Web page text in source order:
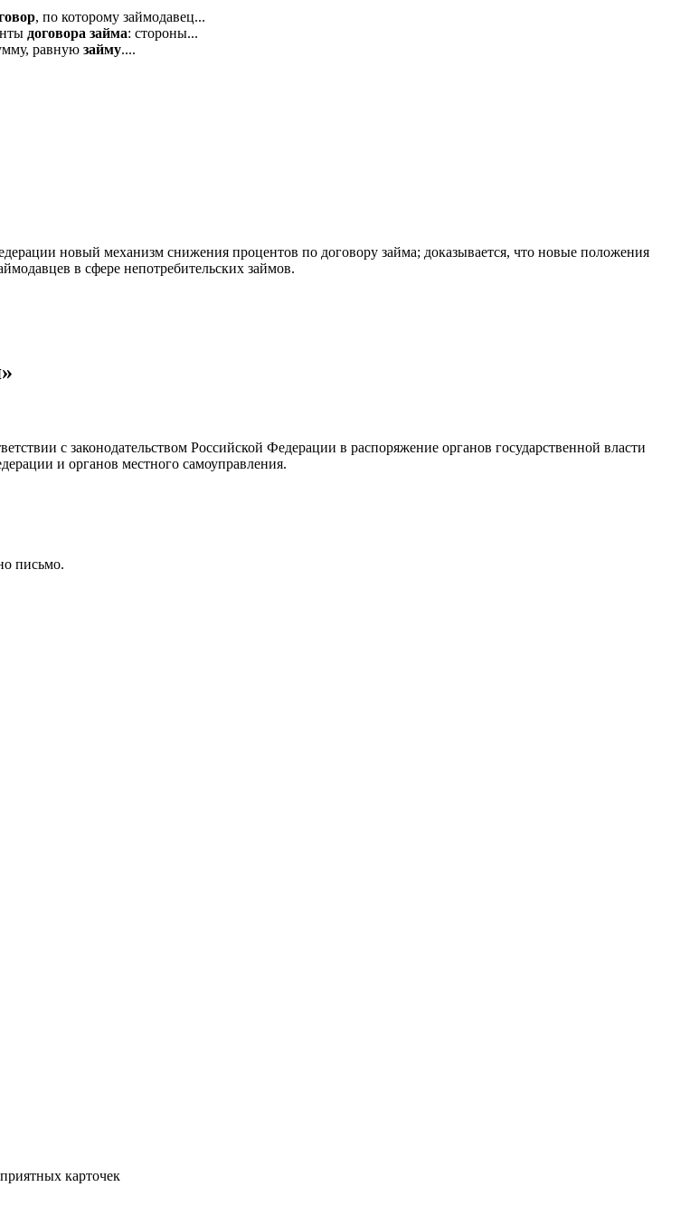
, по которому займодавец...
договора займа: стороны...
равную займу....
новый механизм снижения процентов по договору займа; доказывается, что новые положения
в сфере непотребительских займов.
с законодательством Российской Федерации в распоряжение органов государственной власти
и органов местного самоуправления.
письмо.
карточек